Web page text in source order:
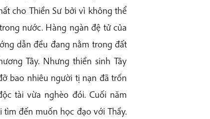
cho Thiền Sư bởi vì không thể
nước. Hàng ngàn đệ tử của
dẫn đều đang nằm trong đất
Tây. Nhưng thiền sinh Tây
bao nhiêu người tị nạn đã trốn
tài vừa nghèo đói. Cuối năm
đến muốn học đạo với Thầy.